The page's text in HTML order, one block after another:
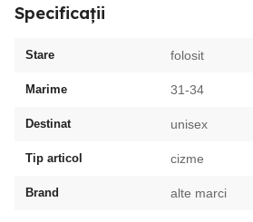
Specificații
Stare folosit
Marime 31-34
Destinat unisex
Tip articol cizme
Brand alte marci